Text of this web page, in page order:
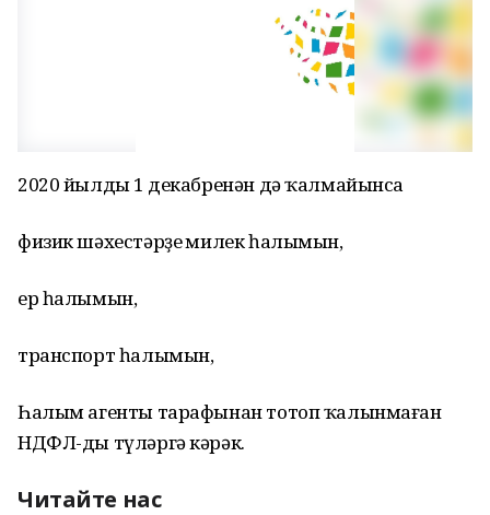
2020 йылдың 1 декабренән дә ҡалмайынса
физик шәхестәрҙең милек һалымын,
ер һалымын,
транспорт һалымын,
Һалым агенты тарафынан тотоп ҡалынмаған
НДФЛ-ды түләргә кәрәк.
Читайте нас